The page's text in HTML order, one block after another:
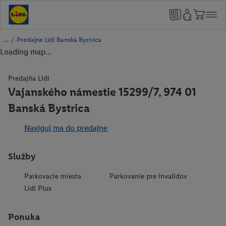
/ Predajne Lidl Banská Bystrica
Loading map...
Predajňa Lidl
Vajanského námestie 15299/7, 974 01
Banská Bystrica
Naviguj ma do predajne
Služby
Parkovacie miesta
Parkovanie pre invalidov
Lidl Plus
Ponuka